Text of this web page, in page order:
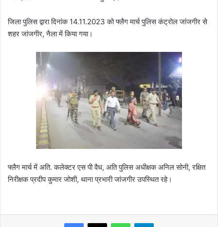
जिला पुलिस द्वारा दिनांक 14.11.2023 को फ्लैग मार्च पुलिस कंट्रोल जांजगीर से
शहर जांजगीर, नैला में किया गया।
फ्लैग मार्च में अति. कलेक्टर एस पी वैध, अति पुलिस अधीक्षक अनिल सोनी, रक्षित
निरीक्षक प्रदीप कुमार जोशी, थाना प्रभारी जांजगीर उपस्थित रहे।
WhatsAppTelegram